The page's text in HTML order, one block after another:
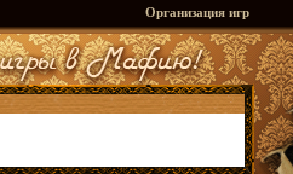
Организация игр